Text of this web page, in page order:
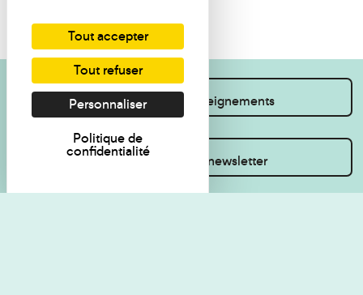
Je souhaite des renseignements
Inscrivez-vous à la newsletter
Tout accepter
Tout refuser
Personnaliser
Politique de
confidentialité